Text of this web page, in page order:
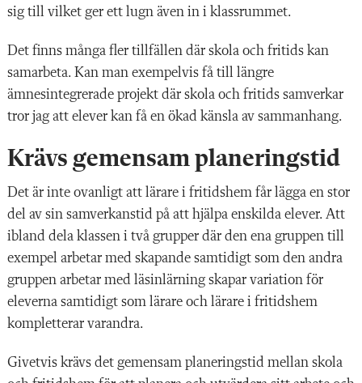
sig till vilket ger ett lugn även in i klassrummet.
Det finns många fler tillfällen där skola och fritids kan
samarbeta. Kan man exempelvis få till längre
ämnesintegrerade projekt där skola och fritids samverkar
tror jag att elever kan få en ökad känsla av sammanhang.
Krävs gemensam planeringstid
Det är inte ovanligt att lärare i fritidshem får lägga en stor
del av sin samverkanstid på att hjälpa enskilda elever. Att
ibland dela klassen i två grupper där den ena gruppen till
exempel arbetar med skapande samtidigt som den andra
gruppen arbetar med läsinlärning skapar variation för
eleverna samtidigt som lärare och lärare i fritidshem
kompletterar varandra.
Givetvis krävs det gemensam planeringstid mellan skola